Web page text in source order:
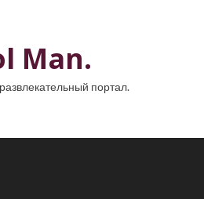
Man.
портал.